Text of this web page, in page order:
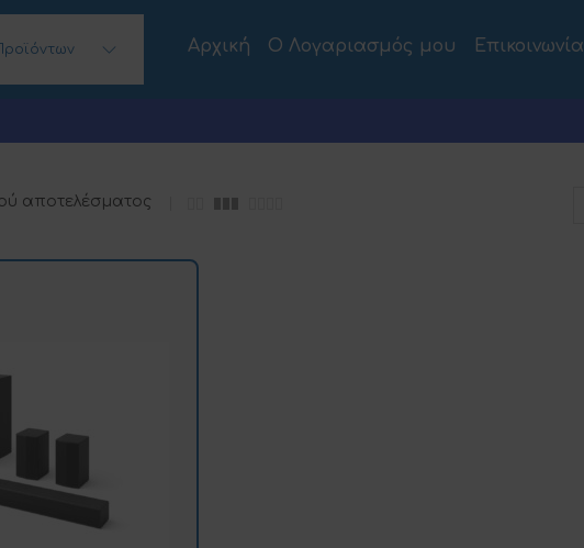
Αρχική Ο Λογαριασμός μου Επικοινωνία
αποτελέσματος